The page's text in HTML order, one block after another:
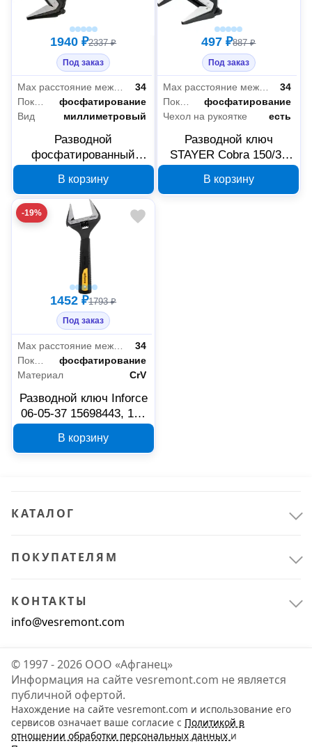
1940 ₽2337 ₽
Под заказ
Max расстояние между губками (мм)
34
фосфатирование
Вид
миллиметровый
Разводной
фосфатированный
мм HK1045-11-150
В корзину
497 ₽887 ₽
Под заказ
Max расстояние между губками (мм)
34
Покрытие
фосфатирование
Чехол на рукоятке
есть
Разводной ключ
STAYER Cobra 150/34
В корзину
-19%
1452 ₽1793 ₽
Под заказ
34
фосфатирование
Материал
CrV
Разводной ключ Inforce
06-05-37 15698443, 150
В корзину
КАТАЛОГ
ПОКУПАТЕЛЯМ
КОНТАКТЫ
info@vesremont.com
© 1997 - 2026 ООО «Афганец»
Информация на сайте vesremont.com не является
публичной офертой.
Нахождение на сайте vesremont.com и использование его
сервисов означает ваше согласие с Политикой в
отношении обработки персональных данных и